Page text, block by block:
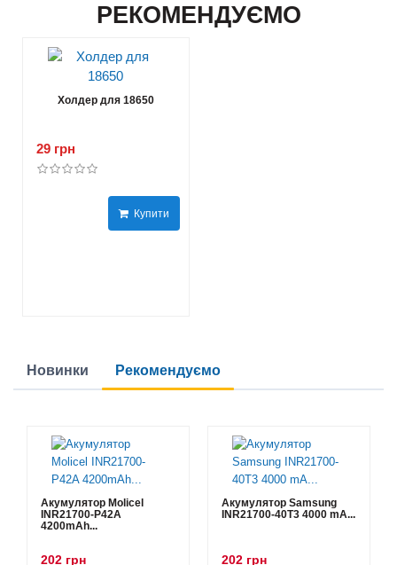
РЕКОМЕНДУЄМО
Холдер для 18650
29 грн
Купити
Новинки Рекомендуємо
Акумулятор Molicel
INR21700-P42A
4200mAh...
202 грн
Акумулятор Samsung
INR21700-40T3 4000 mA...
202 грн